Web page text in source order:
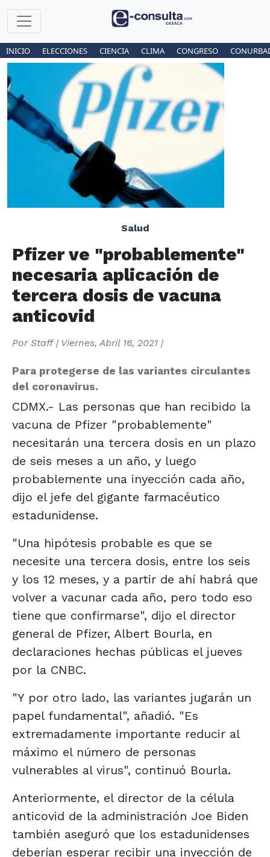
INICIO ELECCIONES CIENCIA CLIMA CONGRESO
Salud
Pfizer ve "probablemente"
necesaria aplicación de
tercera dosis de vacuna
anticovid
Por Staff| Viernes, Abril 16, 2021 |
Para protegerse de las variantes circulantes
del coronavirus.
CDMX.- Las personas que han recibido la
vacuna de Pfizer "probablemente"
necesitarán una tercera dosis en un plazo
de seis meses a un año, y luego
probablemente una inyección cada año,
dijo el jefe del gigante farmacéutico
estadunidense.
"Una hipótesis probable es que se
necesite una tercera dosis, entre los seis
y los 12 meses, y a partir de ahí habrá que
volver a vacunar cada año, pero todo eso
tiene que confirmarse", dijo el director
general de Pfizer, Albert Bourla, en
declaraciones hechas públicas el jueves
por la CNBC.
"Y por otro lado, las variantes jugarán un
papel fundamental", añadió. "Es
extremadamente importante reducir al
máximo el número de personas
vulnerables al virus", continuó Bourla.
Anteriormente, el director de la célula
anticovid de la administración Joe Biden
también aseguró que los estadunidenses
deberían esperar recibir una inyección de